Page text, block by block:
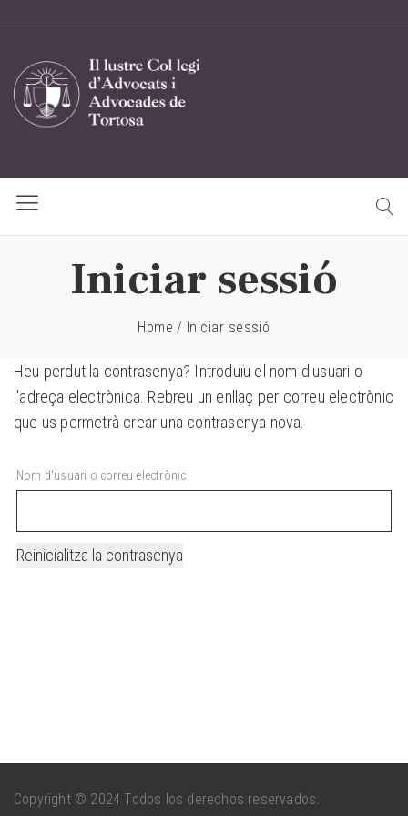
Iniciar sessió
Home / Iniciar sessió
Heu perdut la contrasenya? Introduïu el nom d'usuari o
l'adreça electrònica. Rebreu un enllaç per correu electrònic
que us permetrà crear una contrasenya nova.
Nom d'usuari o correu electrònic
Reinicialitza la contrasenya
Copyright © 2024 Todos los derechos reservados.